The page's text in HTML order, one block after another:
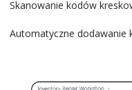
Skanowanie kodów
Automatyczne dodawanie